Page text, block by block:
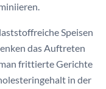
Speisen
das Auftreten
frittierte Gerichte
in der